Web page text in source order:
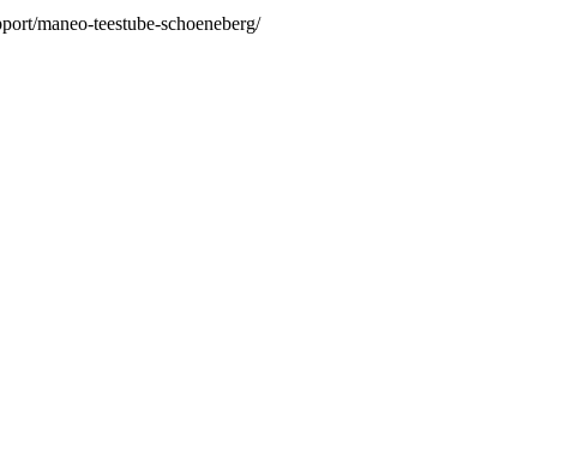
maneo-teestube-schoeneberg/